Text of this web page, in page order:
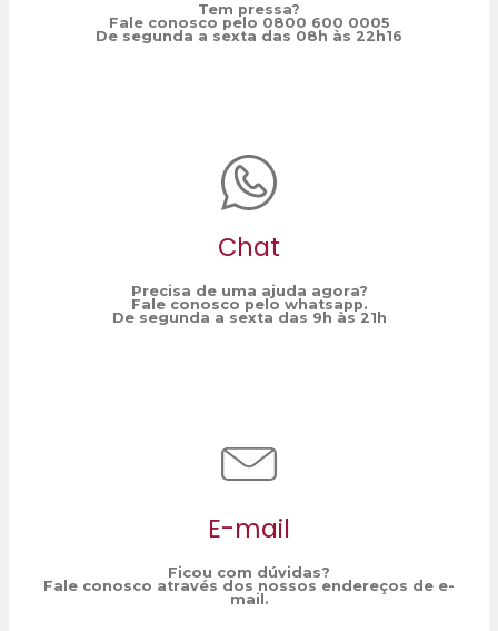
Tem pressa?
Fale conosco pelo 0800 600 0005
De segunda a sexta das 08h às 22h16
Chat
Precisa de uma ajuda agora?
Fale conosco pelo whatsapp.
De segunda a sexta das 9h às 21h
E-mail
Ficou com dúvidas?
Fale conosco através dos nossos endereços de e-
mail.